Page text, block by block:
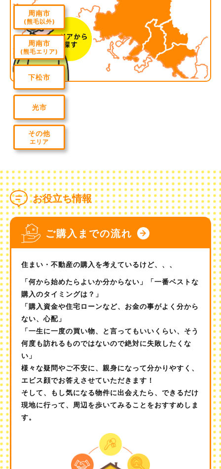
周南市
(熊毛以外)
周南市
(熊毛エリア)
下松市
光市
その他
エリア
お役立ち情報
ご購入までの流れ
住まい・不動産の購入を考えているけど、、、
「何から始めたらよいか分からない」「一番ベストな
購入のタイミングは？」
「購入資金や住宅ローンなど、お金の事がよく分から
ない、心配」
「一生に一度の買い物、と言ってもいいくらい、そう
何度も訪れるものではないので絶対に失敗したくな
い」
様々な疑問やご不安に、親身になって分かりやすく、
エビス顔でお答えさせていただきます！
そして、もし気になる物件に出会えたら、できるだけ
現地に行って、周辺を歩いてみることをおすすめしま
す。